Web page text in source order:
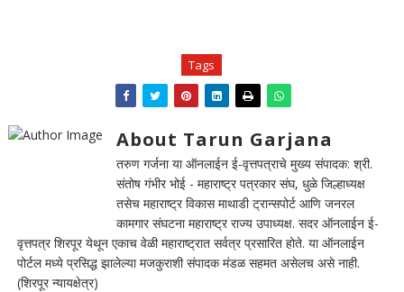
Tags
About Tarun Garjana
तरुण गर्जना या ऑनलाईन ई-वृत्तपत्राचे मुख्य संपादक: श्री.
संतोष गंभीर भोई - महाराष्ट्र पत्रकार संघ, धुळे जिल्हाध्यक्ष
तसेच महाराष्ट्र विकास माथाडी ट्रान्सपोर्ट आणि जनरल
कामगार संघटना महाराष्ट्र राज्य उपाध्यक्ष. सदर ऑनलाईन ई-
वृत्तपत्र शिरपूर येथून एकाच वेळी महाराष्ट्रात सर्वत्र प्रसारित होते. या ऑनलाईन
पोर्टल मध्ये प्रसिद्ध झालेल्या मजकुराशी संपादक मंडळ सहमत असेलच असे नाही.
(शिरपूर न्यायक्षेत्र)